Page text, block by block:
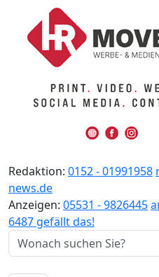
Redaktion: 0152 - 01991958
news.de
Anzeigen: 05531 - 9826445
6487 gefällt das!